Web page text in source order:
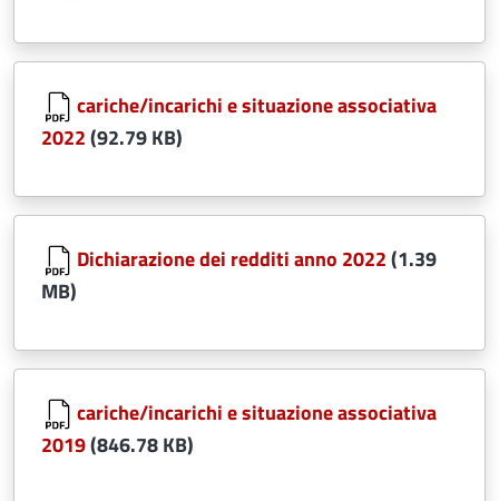
Document
cariche/incarichi e situazione associativa
2022(92.79 KB)
Document
Dichiarazione dei redditi anno 2022(1.39
MB)
Document
cariche/incarichi e situazione associativa
2019(846.78 KB)